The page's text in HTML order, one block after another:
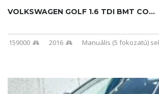
VOLKSWAGEN GOLF 1.6 TDI BMT COMFORT ...
159000 2016 Manuális (5 fokozatú)